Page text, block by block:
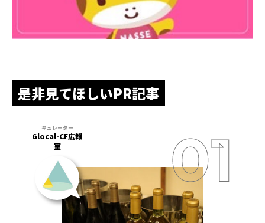
是非見てほしいPR記事
Glocal-CF広報
室